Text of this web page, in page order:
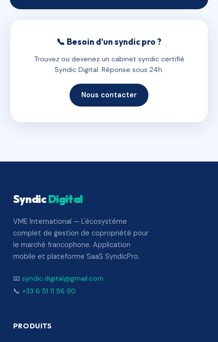
📞 Besoin d'un syndic pro ?
Trouvez ou devenez un cabinet syndic certifié
Syndic Digital. Réponse sous 24h.
Nous contacter
SyndicDigital
VME International — L'écosystème
complet de gestion de copropriété pour
le marché francophone. Application
mobile et plateforme SaaS SyndicPro.
📧 syndic.digital@gmail.com
📞 +33 6 51 11 56 90
PRODUITS